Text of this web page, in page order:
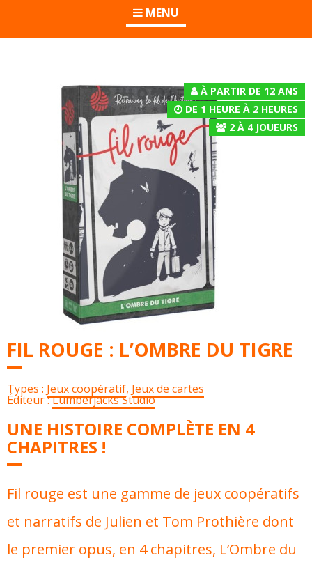
MENU
À PARTIR DE 12 ANS
DE 1 HEURE À 2 HEURES
2 À 4JOUEURS
FIL ROUGE : L’OMBRE DU TIGRE
Types : Jeux coopératif, Jeux de cartes
Éditeur :Lumberjacks Studio
UNE HISTOIRE COMPLÈTE EN 4
CHAPITRES !
Fil rouge est une gamme de jeux coopératifs
et narratifs de Julien et Tom Prothière dont
le premier opus, en 4 chapitres, L’Ombre du